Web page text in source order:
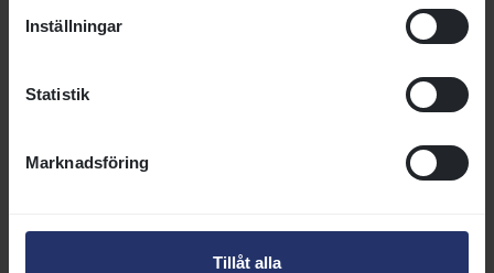
Inställningar
Statistik
Marknadsföring
Tillåt alla
Information om hur du skickar en
Läs mer